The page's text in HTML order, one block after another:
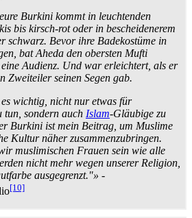
Burkini kommt in leuchtenden
bis kirsch-rot oder in bescheidenerem
schwarz. Bevor ihre Badekostüme in
bat Aheda den obersten Mufti
Audienz. Und war erleichtert, als er
Zweiteiler seinen Segen gab.
wichtig, nicht nur etwas für
tun, sondern auch Islam-Gläubige zu
Burkini ist mein Beitrag, um Muslime
Kultur näher zusammen­zu­bringen.
muslimischen Frauen sein wie alle
nicht mehr wegen unserer Religion,
ausgegrenzt."» -
[10]